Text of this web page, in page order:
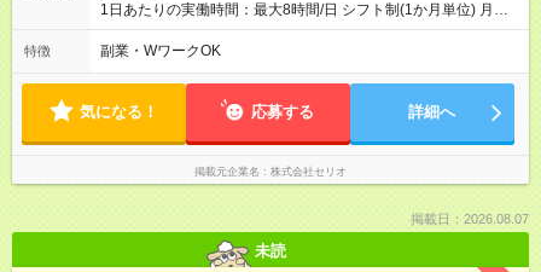
1日あたりの実働時間：最大8時間/日 シフト制(1か月単位) 月～
土(週2日～OK) 平日／12:00～19:00（実働5.5～7時間） ※基本
は、13:15～18:45（実働5.5時間） 土曜／8:00～17:30（実働5
は法定通り（6時間以上：45分、8時間以上：60分）
特徴 副業・WワークOK
気になる！ 応募する 詳細へ
掲載元企業名 株式会社セリオ
掲載日：2026.08.07
未読